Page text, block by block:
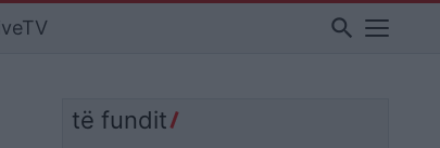
search
të fundit